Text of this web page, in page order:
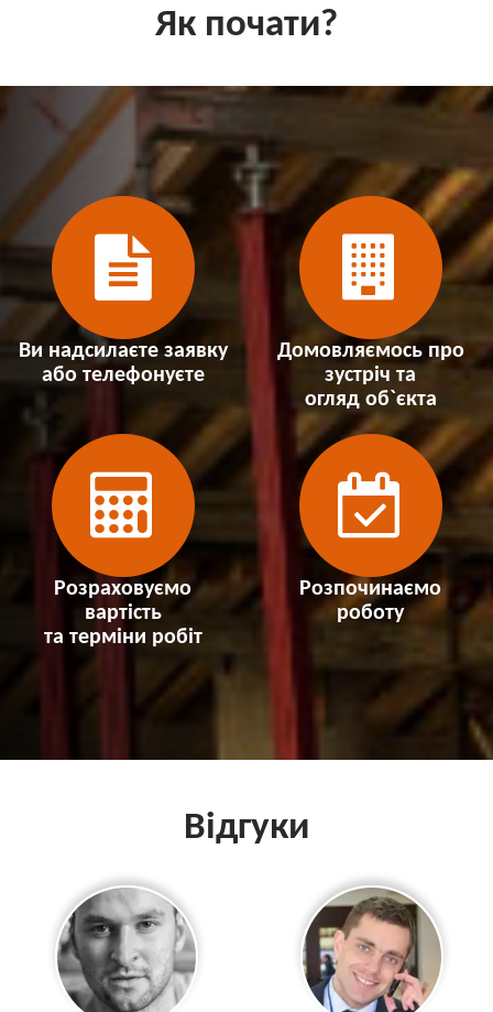
Як почати?
Ви надсилаєте заявку
або телефонуєте
Домовляємось про
зустріч та
огляд об`єкта
Розраховуємо
вартість
та терміни робіт
Розпочинаємо
роботу
Відгуки